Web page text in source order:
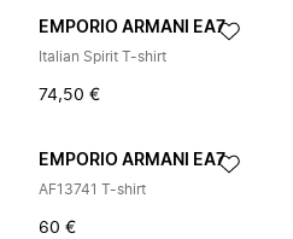
EMPORIO ARMANI EA7
Italian Spirit T-shirt
74,50 €
EMPORIO ARMANI EA7
AF13741 T-shirt
60 €